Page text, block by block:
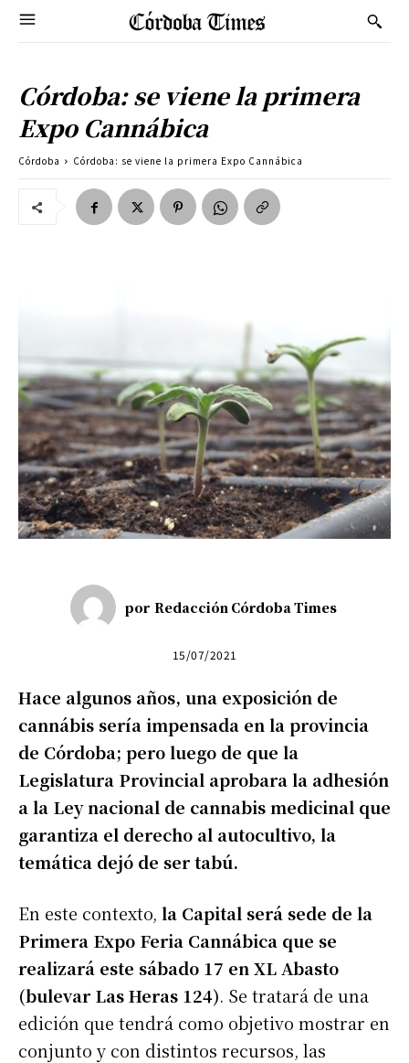
Córdoba: se viene la primera
Expo Cannábica
Córdoba Córdoba: se viene la primera Expo Cannábica
por Redacción Córdoba Times
15/07/2021
Hace algunos años, una exposición de
cannábis sería impensada en la provincia
de Córdoba; pero luego de que la
Legislatura Provincial aprobara la adhesión
a la Ley nacional de cannabis medicinal que
garantiza el derecho al autocultivo, la
temática dejó de ser tabú.
En este contexto, la Capital será sede de la
Primera Expo Feria Cannábica que se
realizará este sábado 17 en XL Abasto
(bulevar Las Heras 124). Se tratará de una
edición que tendrá como objetivo mostrar en
conjunto y con distintos recursos, las